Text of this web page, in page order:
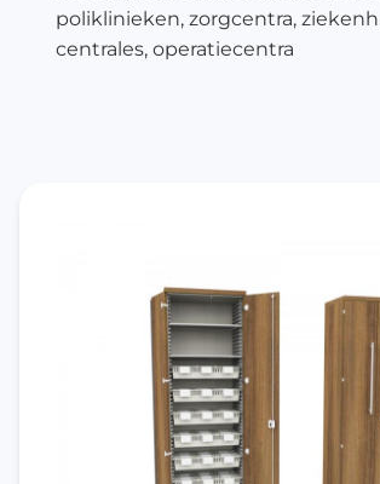
poliklinieken, zorgcentra,
centrales, operatiecentra